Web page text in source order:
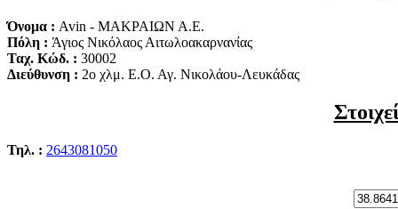
Όνομα : Avin - ΜΑΚΡΑΙΩΝ Α.Ε.
Πόλη : Άγιος Νικόλαος Αιτωλοακαρνανίας
Ταχ. Κώδ. : 30002
Διεύθυνση : 2ο χλμ. Ε.Ο. Αγ. Νικολάου-Λευκάδας
Τηλ. : 2643081050